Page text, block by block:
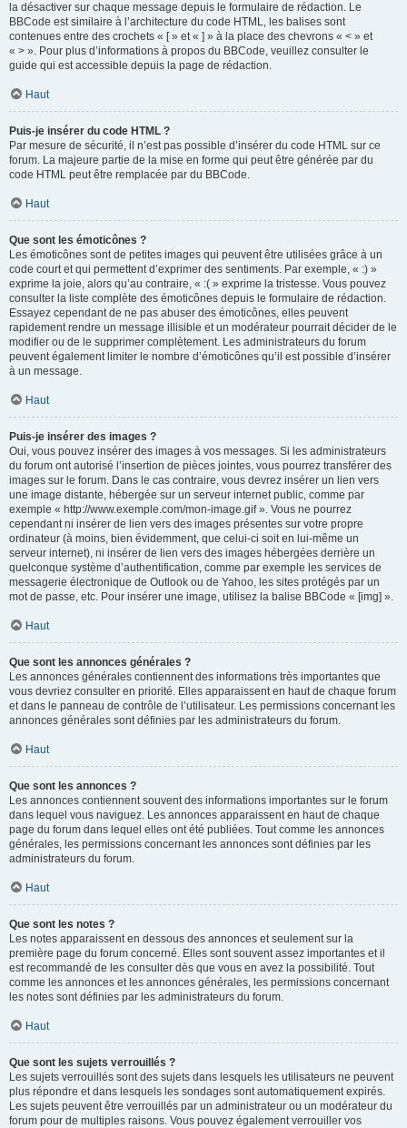
la désactiver sur chaque message depuis le formulaire de rédaction. Le
BBCode est similaire à l’architecture du code HTML, les balises sont
contenues entre des crochets « [ » et « ] » à la place des chevrons « < » et
« > ». Pour plus d’informations à propos du BBCode, veuillez consulter le
guide qui est accessible depuis la page de rédaction.
Haut
Puis-je insérer du code HTML ?
Par mesure de sécurité, il n’est pas possible d’insérer du code HTML sur ce
forum. La majeure partie de la mise en forme qui peut être générée par du
code HTML peut être remplacée par du BBCode.
Haut
Que sont les émoticônes ?
Les émoticônes sont de petites images qui peuvent être utilisées grâce à un
code court et qui permettent d’exprimer des sentiments. Par exemple, « :) »
exprime la joie, alors qu’au contraire, « :( » exprime la tristesse. Vous pouvez
consulter la liste complète des émoticônes depuis le formulaire de rédaction.
Essayez cependant de ne pas abuser des émoticônes, elles peuvent
rapidement rendre un message illisible et un modérateur pourrait décider de le
modifier ou de le supprimer complètement. Les administrateurs du forum
peuvent également limiter le nombre d’émoticônes qu’il est possible d’insérer
à un message.
Haut
Puis-je insérer des images ?
Oui, vous pouvez insérer des images à vos messages. Si les administrateurs
du forum ont autorisé l’insertion de pièces jointes, vous pourrez transférer des
images sur le forum. Dans le cas contraire, vous devrez insérer un lien vers
une image distante, hébergée sur un serveur internet public, comme par
exemple « http://www.exemple.com/mon-image.gif ». Vous ne pourrez
cependant ni insérer de lien vers des images présentes sur votre propre
ordinateur (à moins, bien évidemment, que celui-ci soit en lui-même un
serveur internet), ni insérer de lien vers des images hébergées derrière un
quelconque système d’authentification, comme par exemple les services de
messagerie électronique de Outlook ou de Yahoo, les sites protégés par un
mot de passe, etc. Pour insérer une image, utilisez la balise BBCode « [img] ».
Haut
Que sont les annonces générales ?
Les annonces générales contiennent des informations très importantes que
vous devriez consulter en priorité. Elles apparaissent en haut de chaque forum
et dans le panneau de contrôle de l’utilisateur. Les permissions concernant les
annonces générales sont définies par les administrateurs du forum.
Haut
Que sont les annonces ?
Les annonces contiennent souvent des informations importantes sur le forum
dans lequel vous naviguez. Les annonces apparaissent en haut de chaque
page du forum dans lequel elles ont été publiées. Tout comme les annonces
générales, les permissions concernant les annonces sont définies par les
administrateurs du forum.
Haut
Que sont les notes ?
Les notes apparaissent en dessous des annonces et seulement sur la
première page du forum concerné. Elles sont souvent assez importantes et il
est recommandé de les consulter dès que vous en avez la possibilité. Tout
comme les annonces et les annonces générales, les permissions concernant
les notes sont définies par les administrateurs du forum.
Haut
Que sont les sujets verrouillés ?
Les sujets verrouillés sont des sujets dans lesquels les utilisateurs ne peuvent
plus répondre et dans lesquels les sondages sont automatiquement expirés.
Les sujets peuvent être verrouillés par un administrateur ou un modérateur du
forum pour de multiples raisons. Vous pouvez également verrouiller vos